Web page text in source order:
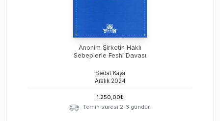
Anonim Şirketin Haklı
Sebeplerle Feshi Davası
Sedat Kaya
Aralık 2024
1.250,00₺
Temin süresi 2-3 gündür.